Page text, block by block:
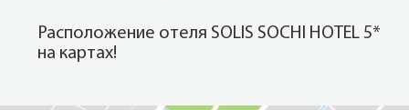
Расположение отеля SOLIS SOCHI HOTEL 5*
на картах!